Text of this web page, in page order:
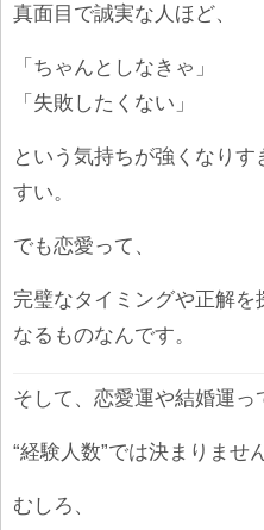
真面目で誠実な人ほど、
「ちゃんとしなきゃ」
「失敗したくない」
という気持ちが強くなり
すい。
でも恋愛って、
完璧なタイミングや正解を
なるものなんです。
そして、恋愛運や結婚運っ
“経験人数”では決まりません
むしろ、